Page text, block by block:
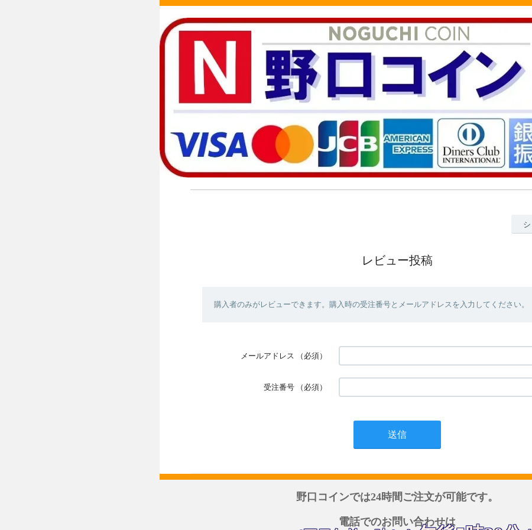
レビュー投稿
購入者のみがレビューできます。購入時の受注番号とメールアドレスを入力してください。
メールアドレス （必須）
受注番号 （必須）
野口コインでは24時間ご注文が可能です。
電話でのお問い合わせは